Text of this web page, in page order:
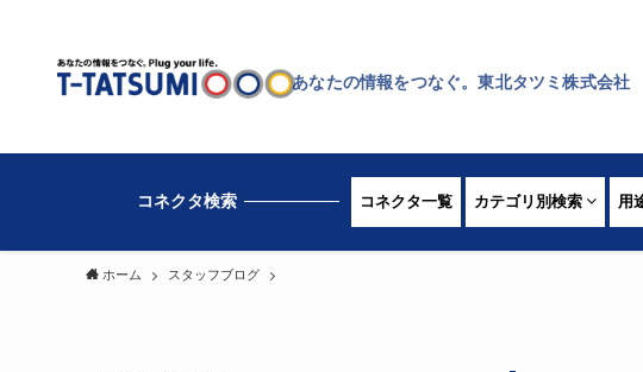
あなたの情報をつなぐ。東北タツミ株式会社
コネクタ一覧 カテゴリ別検索 用
ホーム スタッフブログ